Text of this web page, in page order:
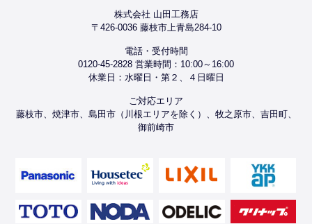
株式会社 山田工務店
〒426-0036 藤枝市上青島284-10
電話・受付時間
0120-45-2828 営業時間：10:00～16:00
休業日：水曜日・第２、４日曜日
ご対応エリア
藤枝市、焼津市、島田市（川根エリアを除く）、牧之原市、吉田町、
御前崎市